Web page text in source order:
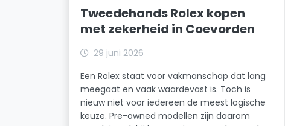
Tweedehands Rolex kopen
met zekerheid in Coevorden
29 juni 2026
Een Rolex staat voor vakmanschap dat lang
meegaat en vaak waardevast is. Toch is
nieuw niet voor iedereen de meest logische
keuze. Pre-owned modellen zijn daarom